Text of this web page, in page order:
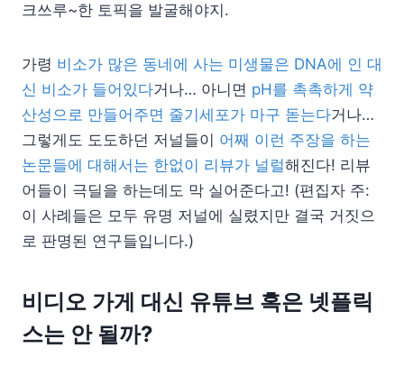
크쓰루~한 토픽을 발굴해야지.
가령 비소가 많은 동네에 사는 미생물은 DNA에 인 대
신 비소가 들어있다거나… 아니면 pH를 촉촉하게 약
산성으로 만들어주면 줄기세포가 마구 돋는다거나…
그렇게도 도도하던 저널들이 어째 이런 주장을 하는
논문들에 대해서는 한없이 리뷰가 널럴해진다! 리뷰
어들이 극딜을 하는데도 막 실어준다고! (편집자 주:
이 사례들은 모두 유명 저널에 실렸지만 결국 거짓으
로 판명된 연구들입니다.)
비디오 가게 대신 유튜브 혹은 넷플릭
스는 안 될까?